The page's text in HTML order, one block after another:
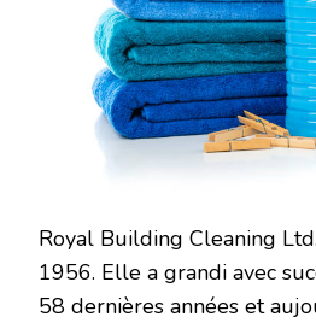
Royal Building Cleaning
1956. Elle a grandi avec
58 dernières années et